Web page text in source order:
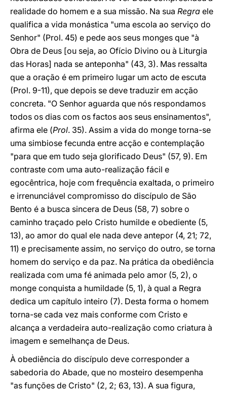
realidade do homem e a sua missão. Na sua Regra ele
qualifica a vida monástica "uma escola ao serviço do
Senhor" (Prol. 45) e pede aos seus monges que "à
Obra de Deus [ou seja, ao Ofício Divino ou à Liturgia
das Horas] nada se anteponha" (43, 3). Mas ressalta
que a oração é em primeiro lugar um acto de escuta
(Prol. 9-11), que depois se deve traduzir em acção
concreta. "O Senhor aguarda que nós respondamos
todos os dias com os factos aos seus ensinamentos",
afirma ele (Prol. 35). Assim a vida do monge torna-se
uma simbiose fecunda entre acção e contemplação
"para que em tudo seja glorificado Deus" (57, 9). Em
contraste com uma auto-realização fácil e
egocêntrica, hoje com frequência exaltada, o primeiro
e irrenunciável compromisso do discípulo de São
Bento é a busca sincera de Deus (58, 7) sobre o
caminho traçado pelo Cristo humilde e obediente (5,
13), ao amor do qual ele nada deve antepor (4, 21; 72,
11) e precisamente assim, no serviço do outro, se torna
homem do serviço e da paz. Na prática da obediência
realizada com uma fé animada pelo amor (5, 2), o
monge conquista a humildade (5, 1), à qual a Regra
dedica um capítulo inteiro (7). Desta forma o homem
torna-se cada vez mais conforme com Cristo e
alcança a verdadeira auto-realização como criatura à
imagem e semelhança de Deus.
À obediência do discípulo deve corresponder a
sabedoria do Abade, que no mosteiro desempenha
"as funções de Cristo" (2, 2; 63, 13). A sua figura,